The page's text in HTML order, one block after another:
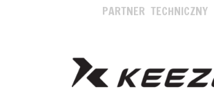
PARTNER TECHNICZNY